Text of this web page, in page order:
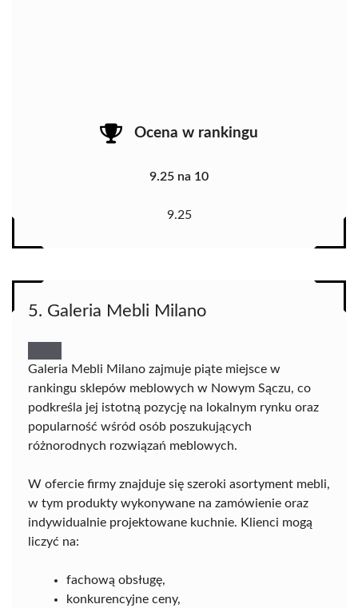
Ocena w rankingu
9.25 na 10
9.25
5. Galeria Mebli Milano
Galeria Mebli Milano zajmuje piąte miejsce w
rankingu sklepów meblowych w Nowym Sączu, co
podkreśla jej istotną pozycję na lokalnym rynku oraz
popularność wśród osób poszukujących
różnorodnych rozwiązań meblowych.
W ofercie firmy znajduje się szeroki asortyment mebli,
w tym produkty wykonywane na zamówienie oraz
indywidualnie projektowane kuchnie. Klienci mogą
liczyć na:
fachową obsługę,
konkurencyjne ceny,